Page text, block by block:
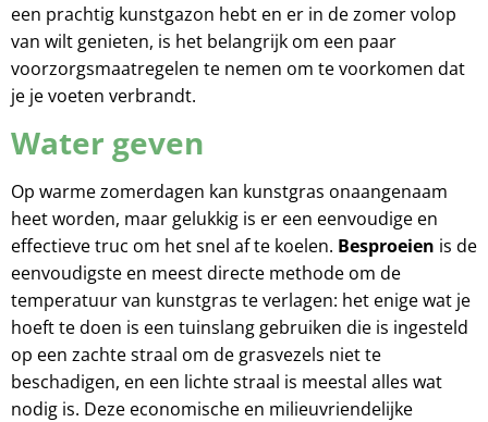
een prachtig kunstgazon hebt en er in de zomer volop
van wilt genieten, is het belangrijk om een paar
voorzorgsmaatregelen te nemen om te voorkomen dat
je je voeten verbrandt.
Water geven
Op warme zomerdagen kan kunstgras onaangenaam
heet worden, maar gelukkig is er een eenvoudige en
effectieve truc om het snel af te koelen. Besproeien is de
eenvoudigste en meest directe methode om de
temperatuur van kunstgras te verlagen: het enige wat je
hoeft te doen is een tuinslang gebruiken die is ingesteld
op een zachte straal om de grasvezels niet te
beschadigen, en een lichte straal is meestal alles wat
nodig is. Deze economische en milieuvriendelijke